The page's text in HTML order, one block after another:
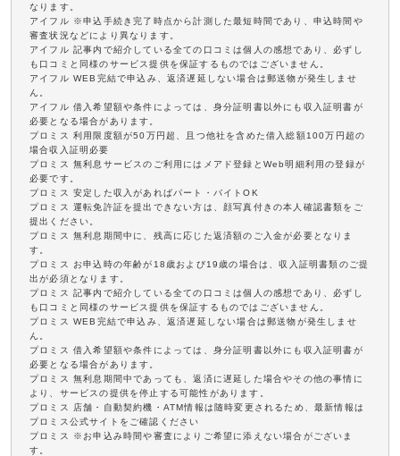
なります。
アイフル ※申込手続き完了時点から計測した最短時間であり、申込時間や
審査状況などにより異なります。
アイフル 記事内で紹介している全ての口コミは個人の感想であり、必ずし
も口コミと同様のサービス提供を保証するものではございません。
アイフル WEB完結で申込み、返済遅延しない場合は郵送物が発生しませ
ん。
アイフル 借入希望額や条件によっては、身分証明書以外にも収入証明書が
必要となる場合があります。
プロミス 利用限度額が50万円超、且つ他社を含めた借入総額100万円超の
場合収入証明必要
プロミス 無利息サービスのご利用にはメアド登録とWeb明細利用の登録が
必要です。
プロミス 安定した収入があればパート・バイトOK
プロミス 運転免許証を提出できない方は、顔写真付きの本人確認書類をご
提出ください。
プロミス 無利息期間中に、残高に応じた返済額のご入金が必要となりま
す。
プロミス お申込時の年齢が18歳および19歳の場合は、収入証明書類のご提
出が必須となります。
プロミス 記事内で紹介している全ての口コミは個人の感想であり、必ずし
も口コミと同様のサービス提供を保証するものではございません。
プロミス WEB完結で申込み、返済遅延しない場合は郵送物が発生しませ
ん。
プロミス 借入希望額や条件によっては、身分証明書以外にも収入証明書が
必要となる場合があります。
プロミス 無利息期間中であっても、返済に遅延した場合やその他の事情に
より、サービスの提供を停止する可能性があります。
プロミス 店舗・自動契約機・ATM情報は随時変更されるため、最新情報は
プロミス公式サイトをご確認ください
プロミス ※お申込み時間や審査によりご希望に添えない場合がございま
す。